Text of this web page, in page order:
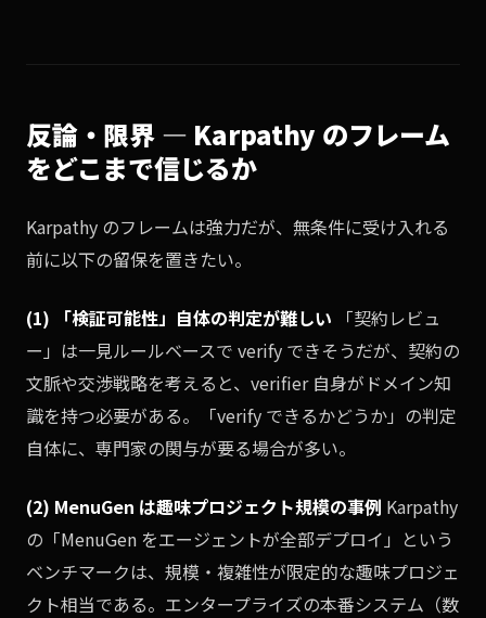
反論・限界 — Karpathy のフレーム
をどこまで信じるか
Karpathy のフレームは強力だが、無条件に受け入れる
前に以下の留保を置きたい。
(1) 「検証可能性」自体の判定が難しい 「契約レビュ
ー」は一見ルールベースで verify できそうだが、契約の
文脈や交渉戦略を考えると、verifier 自身がドメイン知
識を持つ必要がある。「verify できるかどうか」の判定
自体に、専門家の関与が要る場合が多い。
(2) MenuGen は趣味プロジェクト規模の事例 Karpathy
の「MenuGen をエージェントが全部デプロイ」という
ベンチマークは、規模・複雑性が限定的な趣味プロジェ
クト相当である。エンタープライズの本番システム（数